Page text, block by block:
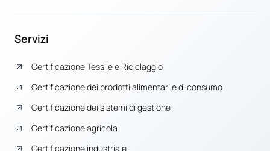
Servizi
Certificazione Tessile e Riciclaggio
Certificazione dei prodotti alimentari e di consumo
Certificazione dei sistemi di gestione
Certificazione agricola
Certificazione industriale